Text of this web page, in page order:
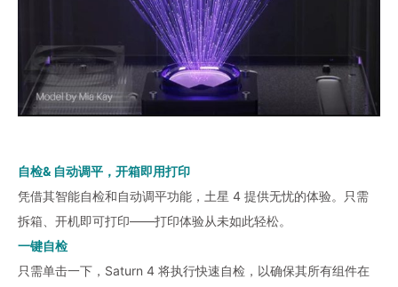
自检& 自动调平，开箱即用打印
凭借其智能自检和自动调平功能，土星 4 提供无忧的体验。只需
拆箱、开机即可打印——打印体验从未如此轻松。
一键自检
只需单击一下，Saturn 4 将执行快速自检，以确保其所有组件在